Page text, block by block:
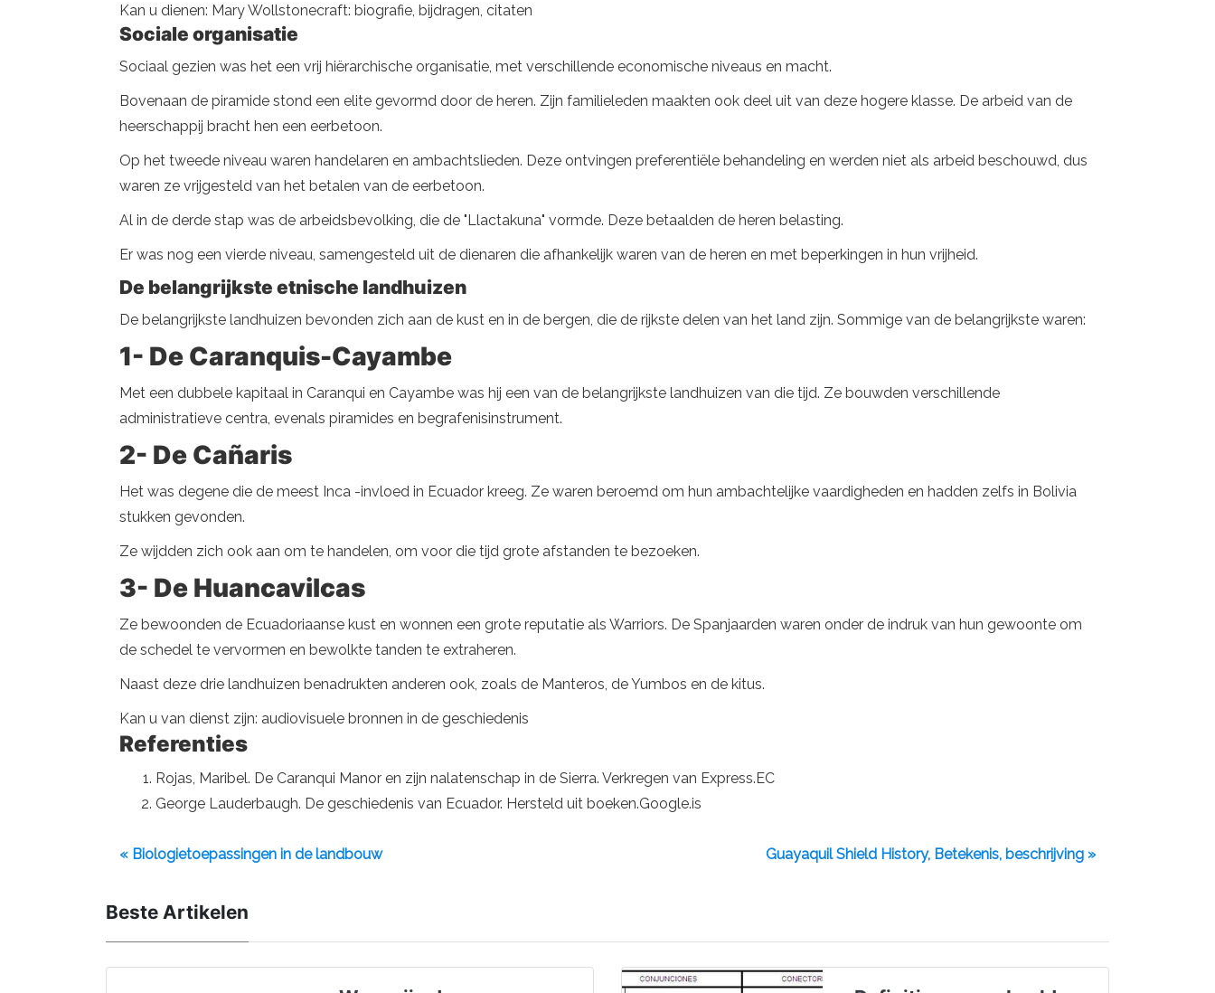
Kan u dienen: Mary Wollstonecraft: biografie, bijdragen, citaten
Sociale organisatie
Sociaal gezien was het een vrij hiërarchische organisatie, met verschillende economische niveaus en macht.
Bovenaan de piramide stond een elite gevormd door de heren. Zijn familieleden maakten ook deel uit van deze hogere klasse. De arbeid van de
heerschappij bracht hen een eerbetoon.
Op het tweede niveau waren handelaren en ambachtslieden. Deze ontvingen preferentiële behandeling en werden niet als arbeid beschouwd, dus
waren ze vrijgesteld van het betalen van de eerbetoon.
Al in de derde stap was de arbeidsbevolking, die de "Llactakuna" vormde. Deze betaalden de heren belasting.
Er was nog een vierde niveau, samengesteld uit de dienaren die afhankelijk waren van de heren en met beperkingen in hun vrijheid.
De belangrijkste etnische landhuizen
De belangrijkste landhuizen bevonden zich aan de kust en in de bergen, die de rijkste delen van het land zijn. Sommige van de belangrijkste waren:
1- De Caranquis-Cayambe
Met een dubbele kapitaal in Caranqui en Cayambe was hij een van de belangrijkste landhuizen van die tijd. Ze bouwden verschillende
administratieve centra, evenals piramides en begrafenisinstrument.
2- De Cañaris
Het was degene die de meest Inca -invloed in Ecuador kreeg. Ze waren beroemd om hun ambachtelijke vaardigheden en hadden zelfs in Bolivia
stukken gevonden.
Ze wijdden zich ook aan om te handelen, om voor die tijd grote afstanden te bezoeken.
3- De Huancavilcas
Ze bewoonden de Ecuadoriaanse kust en wonnen een grote reputatie als Warriors. De Spanjaarden waren onder de indruk van hun gewoonte om
de schedel te vervormen en bewolkte tanden te extraheren.
Naast deze drie landhuizen benadrukten anderen ook, zoals de Manteros, de Yumbos en de kitus.
Kan u van dienst zijn: audiovisuele bronnen in de geschiedenis
Referenties
Rojas, Maribel. De Caranqui Manor en zijn nalatenschap in de Sierra. Verkregen van Express.EC
George Lauderbaugh. De geschiedenis van Ecuador. Hersteld uit boeken.Google.is
« Biologietoepassingen in de landbouw Guayaquil Shield History, Betekenis, beschrijving »
Beste Artikelen